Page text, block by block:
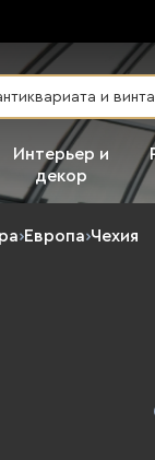
Интерьер и
декор
›Европа›Чехия